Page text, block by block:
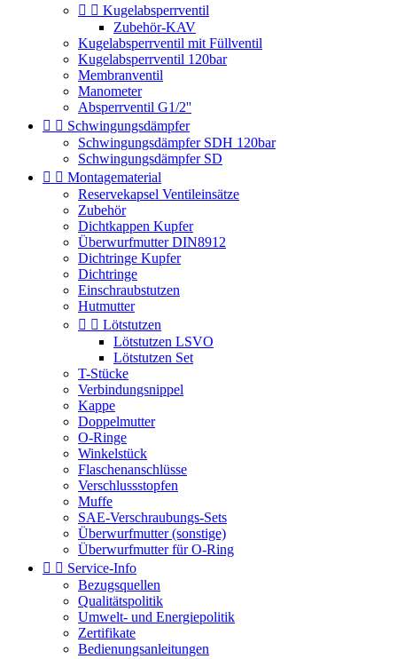
  Kugelabsperrventil
Zubehör-KAV
Kugelabsperrventil mit Füllventil
Kugelabsperrventil 120bar
Membranventil
Manometer
Absperrventil G1/2''
  Schwingungsdämpfer
Schwingungsdämpfer SDH 120bar
Schwingungsdämpfer SD
  Montagematerial
Reservekapsel Ventileinsätze
Zubehör
Dichtkappen Kupfer
Überwurfmutter DIN8912
Dichtringe Kupfer
Dichtringe
Einschraubstutzen
Hutmutter
  Lötstutzen
Lötstutzen LSVO
Lötstutzen Set
T-Stücke
Verbindungsnippel
Kappe
Doppelmutter
O-Ringe
Winkelstück
Flaschenanschlüsse
Verschlussstopfen
Muffe
SAE-Verschraubungs-Sets
Überwurfmutter (sonstige)
Überwurfmutter für O-Ring
  Service-Info
Bezugsquellen
Qualitätspolitik
Umwelt- und Energiepolitik
Zertifikate
Bedienungsanleitungen